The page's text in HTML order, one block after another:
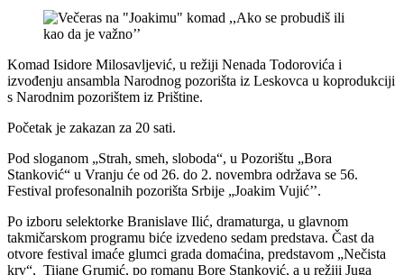
Komad Isidore Milosavljević, u režiji Nenada Todorovića i
izvođenju ansambla Narodnog pozorišta iz Leskovca u koprodukciji
s Narodnim pozorištem iz Prištine.
Početak je zakazan za 20 sati.
Pod sloganom „Strah, smeh, sloboda“, u Pozorištu „Bora
Stanković“ u Vranju će od 26. do 2. novembra održava se 56.
Festival profesonalnih pozorišta Srbije „Joakim Vujić’’.
Po izboru selektorke Branislave Ilić, dramaturga, u glavnom
takmičarskom programu biće izvedeno sedam predstava. Čast da
otvore festival imaće glumci grada domaćina, predstavom „Nečista
krv“, Tijane Grumić, po romanu Bore Stanković, a u režiji Juga